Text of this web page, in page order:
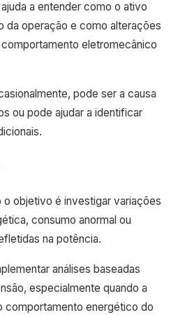
a entender como o ativo
da operação e como alterações
eletromecânico
pode ser a causa
ou pode ajudar a identificar
o objetivo é investigar variações
consumo anormal ou
na potência.
análises baseadas
especialmente quando a
comportamento energético do